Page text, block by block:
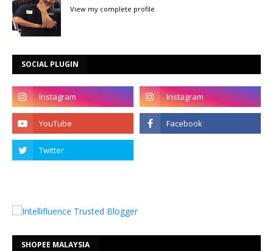
View my complete profile
SOCIAL PLUGIN
SHOPEE MALAYSIA